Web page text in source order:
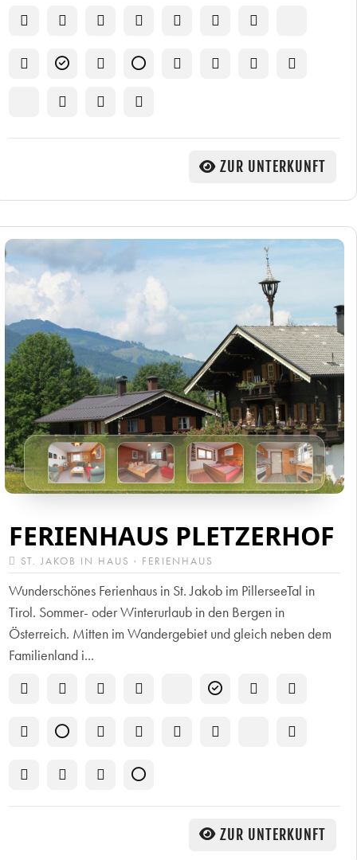
ZUR UNTERKUNFT
FERIENHAUS PLETZERHOF
ST. JAKOB IN HAUS · FERIENHAUS
Wunderschönes Ferienhaus in St. Jakob im PillerseeTal in
Tirol. Sommer- oder Winterurlaub in den Bergen in
Österreich. Mitten im Wandergebiet und gleich neben dem
Familienland i...
ZUR UNTERKUNFT